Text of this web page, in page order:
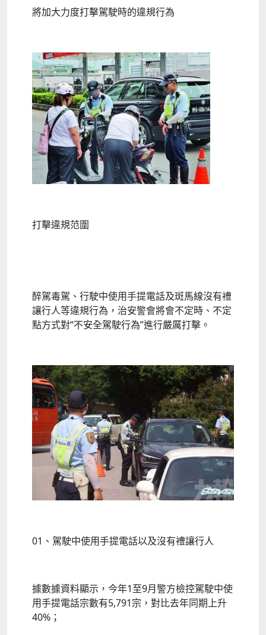
將加大力度打擊駕駛時的違規行為
打擊違規范圍
醉駕毒駕、行駛中使用手提電話及斑馬線沒有禮
讓行人等違規行為，治安警會將會不定時、不定
點方式對“不安全駕駛行為”進行嚴厲打擊。
01、駕駛中使用手提電話以及沒有禮讓行人
據數據資料顯示，今年1至9月警方檢控駕駛中使
用手提電話宗數有5,791宗，對比去年同期上升
40%；